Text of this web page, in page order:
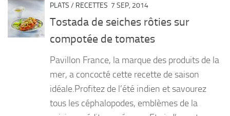
PLATS / RECETTES 7 SEP, 2014
Tostada de seiches rôties sur
compotée de tomates
Pavillon France, la marque des produits de la
mer, a concocté cette recette de saison
idéale.Profitez de l’été indien et savourez
tous les céphalopodes, emblèmes de la